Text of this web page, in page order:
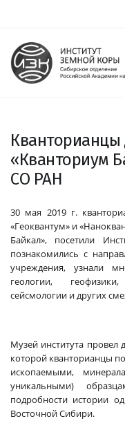
Кванторианцы
«Кванториум
СО РАН
30 мая 2019 г.
«Геоквантум» и
Байкал», посетили
познакомились с
учреждения, узнали
геологии,
сейсмологии и других
Музей института провел
которой кванторианцы
ископаемыми,
уникальными)
подробности истории
Восточной Сибири.